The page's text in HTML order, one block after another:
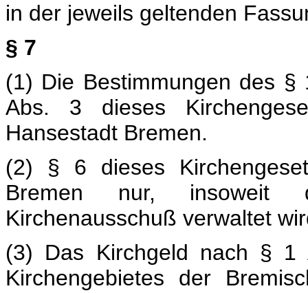
in der jeweils geltenden
§ 7
(1) Die Bestimmungen des
Abs. 3 dieses
Hansestadt Bremen.
(2) § 6 dieses
Bremen nur, insoweit
Kirchenausschuß verwaltet
(3) Das Kirchgeld nach §
Kirchengebietes der